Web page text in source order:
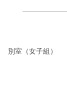
別室（女子組）